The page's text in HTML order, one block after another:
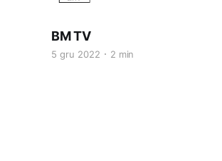
BM TV
5 gru 2022 2 min